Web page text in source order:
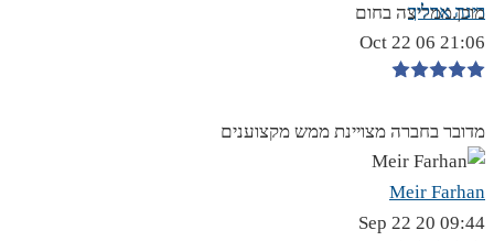
מוכן.ממליצה בחום
רינה ארליך
21:06 06 Oct 22
מדובר בחברה מצויינת ממש מקצוענים
Meir Farhan
09:44 20 Sep 22